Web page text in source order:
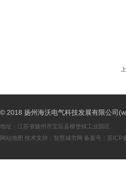
© 2018 扬州海沃电气科技发展有限公司
地址：江苏省扬州市宝应县柳堡镇工业园区
网站地图 技术支持： 智慧城市网 备案号： 苏ICP